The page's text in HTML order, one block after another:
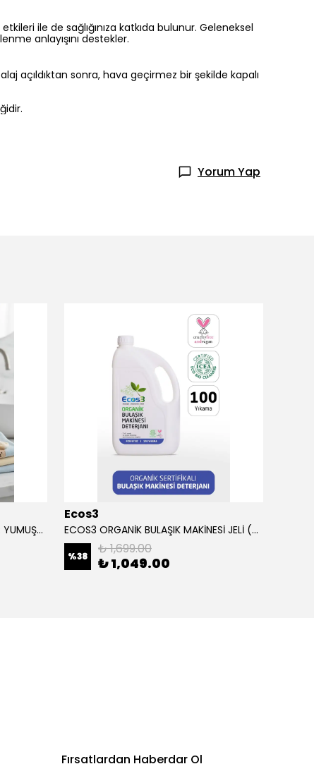
ile de sağlığınıza katkıda bulunur. Geleneksel
anlayışını destekler.
açıldıktan sonra, hava geçirmez bir şekilde kapalı
Yorum Yap
ECOS3 ORGANİK BEBEK ÇAMAŞIR YUMUŞATICI (1000 ML - 40 Yıkama)
Ecos3
ECOS3 ORGANİK BULAŞIK MAKİNESİ JELİ (2500 ML - 100 Yıkama)
%38 ₺ 1,699.00
₺ 1,049.00
Fırsatlardan Haberdar Ol